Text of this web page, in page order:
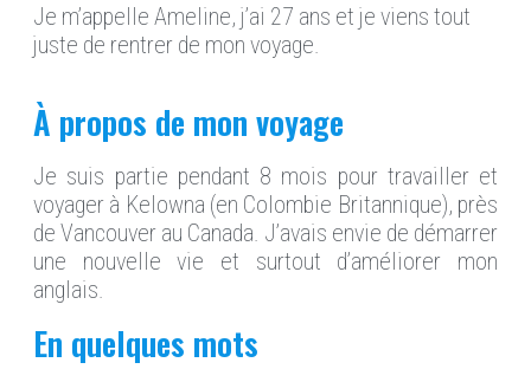
Je m’appelle Ameline, j’ai 27 ans et je viens tout
juste de rentrer de mon voyage.
À propos de mon voyage
Je suis partie pendant 8 mois pour travailler et
voyager à Kelowna (en Colombie Britannique), près
de Vancouver au Canada. J’avais envie de démarrer
une nouvelle vie et surtout d’améliorer mon
anglais.
En quelques mots